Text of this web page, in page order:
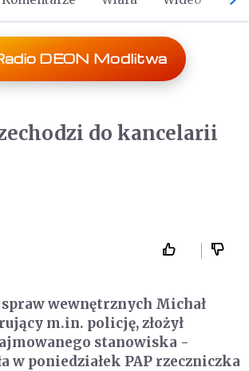
DEON Modlitwa
do kancelarii
wewnętrznych Michał
m.in. policję, złożył
stanowiska -
w poniedziałek PAP rzeczniczka